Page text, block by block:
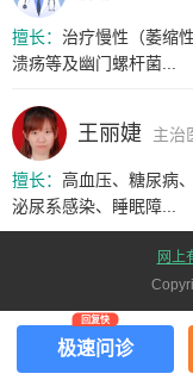
擅长： 治疗慢性（萎缩
溃疡等及幽门螺杆菌...
王丽婕 主治
擅长： 高血压、糖尿病
泌尿系感染、睡眠障...
网上
极速问诊
回复快